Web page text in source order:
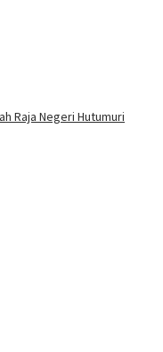
Raja Negeri Hutumuri